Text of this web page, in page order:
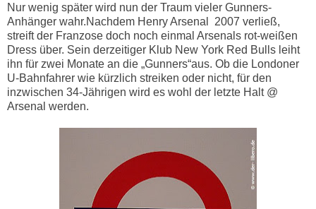
Nur wenig später wird nun der Traum vieler Gunners-
Anhänger wahr.Nachdem Henry Arsenal
2007 verließ,
streift der Franzose doch noch einmal Arsenals rot-weißen
Dress über. Sein derzeitiger Klub New York Red Bulls leiht
ihn für zwei Monate an die „Gunners“aus. Ob die Londoner
U-Bahnfahrer wie kürzlich streiken oder nicht, für den
inzwischen 34-Jährigen wird es wohl der letzte Halt @
Arsenal werden.